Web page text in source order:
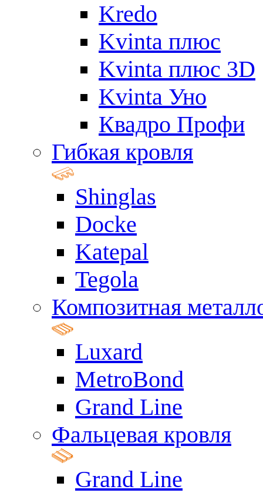
Kredo
Kvinta плюс
Kvinta плюс 3D
Kvinta Уно
Квадро Профи
Гибкая кровля
Shinglas
Docke
Katepal
Tegola
Композитная
Luxard
MetroBond
Grand Line
Фальцевая кровля
Grand Line